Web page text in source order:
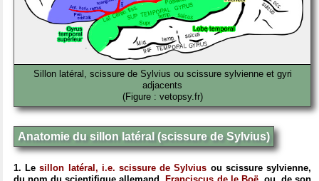
Sillon latéral, scissure de Sylvius ou scissure sylvienne et gyri
adjacents
(Figure : vetopsy.fr)
Anatomie du sillon latéral (scissure de Sylvius)
1. Lesillon latéral, i.e. scissure de Sylvius ou scissure sylvienne,